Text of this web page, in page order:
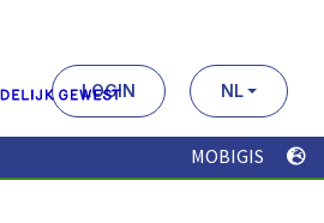
LOGIN NL
MOBIGIS